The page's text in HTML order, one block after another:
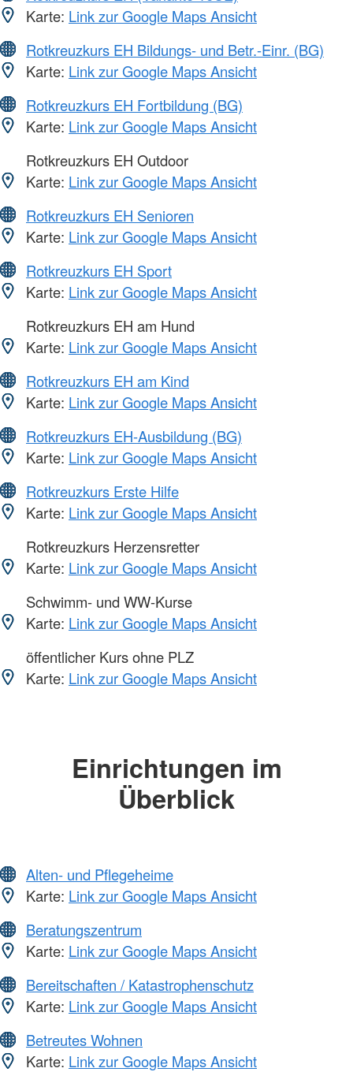
Karte: Link zur Google Maps Ansicht
Rotkreuzkurs EH Bildungs- und Betr.-Einr. (BG)
Karte: Link zur Google Maps Ansicht
Rotkreuzkurs EH Fortbildung (BG)
Karte: Link zur Google Maps Ansicht
Rotkreuzkurs EH Outdoor
Karte: Link zur Google Maps Ansicht
Rotkreuzkurs EH Senioren
Karte: Link zur Google Maps Ansicht
Rotkreuzkurs EH Sport
Karte: Link zur Google Maps Ansicht
Rotkreuzkurs EH am Hund
Karte: Link zur Google Maps Ansicht
Rotkreuzkurs EH am Kind
Karte: Link zur Google Maps Ansicht
Rotkreuzkurs EH-Ausbildung (BG)
Karte: Link zur Google Maps Ansicht
Rotkreuzkurs Erste Hilfe
Karte: Link zur Google Maps Ansicht
Rotkreuzkurs Herzensretter
Karte: Link zur Google Maps Ansicht
Schwimm- und WW-Kurse
Karte: Link zur Google Maps Ansicht
öffentlicher Kurs ohne PLZ
Karte: Link zur Google Maps Ansicht
Einrichtungen im
Überblick
Alten- und Pflegeheime
Karte: Link zur Google Maps Ansicht
Beratungszentrum
Karte: Link zur Google Maps Ansicht
Bereitschaften / Katastrophenschutz
Karte: Link zur Google Maps Ansicht
Betreutes Wohnen
Karte: Link zur Google Maps Ansicht